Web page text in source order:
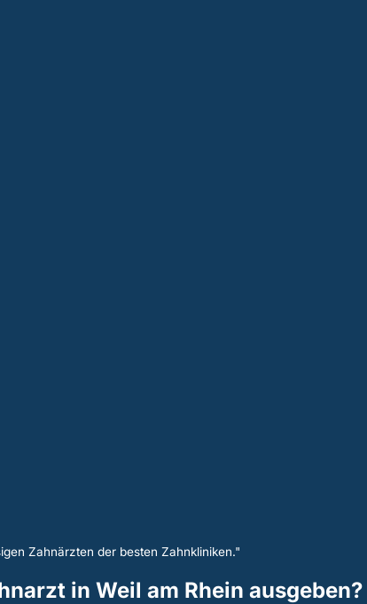
Zahnärzten der besten Zahnkliniken."
in Weil am Rhein ausgeben?